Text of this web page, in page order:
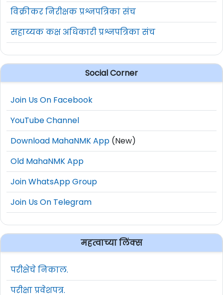
विक्रीकर निरीक्षक प्रश्नपत्रिका संच
सहाय्यक कक्ष अधिकारी प्रश्नपत्रिका संच
Social Corner
Join Us On Facebook
YouTube Channel
Download MahaNMK App (New)
Old MahaNMK App
Join WhatsApp Group
Join Us On Telegram
महत्वाच्या लिंक्स
परीक्षेचे निकाल.
परीक्षा प्रवेशपत्र.